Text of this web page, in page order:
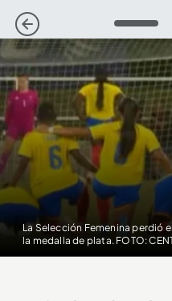
1
La Selección Femenina perdió
la medalla de plata. FOTO: